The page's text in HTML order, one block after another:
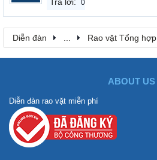
Trả lời: 0
Diễn đàn ... Rao vặt Tổng hợp
ABOUT US
Diễn đàn rao vặt miễn phí